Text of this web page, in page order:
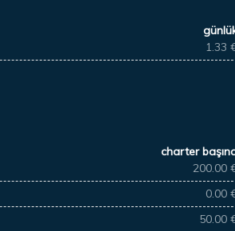
1.33
charter
200.00
0.00
50.00